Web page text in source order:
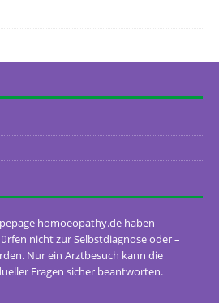
homoeopathy.de haben
nicht zur Selbstdiagnose oder –
Nur ein Arztbesuch kann die
Fragen sicher beantworten.